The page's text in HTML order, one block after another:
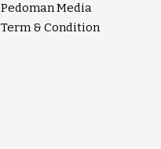
Pedoman Media
Term & Condition